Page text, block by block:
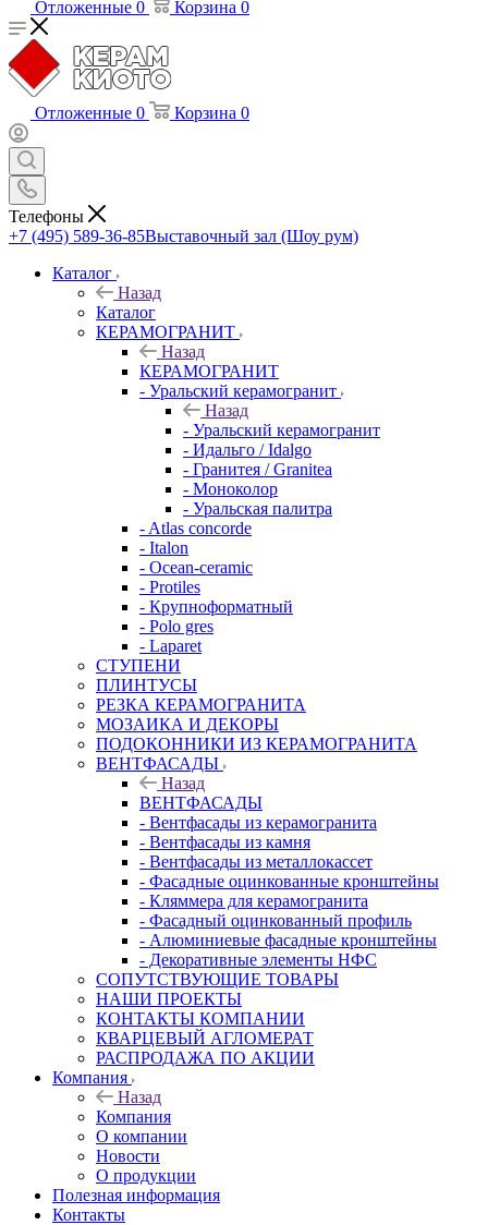
Отложенные 0 Корзина 0
Отложенные 0 Корзина 0
Телефоны
+7 (495) 589-36-85Выставочный зал (Шоу рум)
Каталог
Назад
Каталог
КЕРАМОГРАНИТ
Назад
КЕРАМОГРАНИТ
- Уральский керамогранит
Назад
- Уральский керамогранит
- Идальго / Idalgo
- Гранитея / Granitea
- Моноколор
- Уральская палитра
- Atlas concorde
- Italon
- Ocean-ceramic
- Protiles
- Крупноформатный
- Polo gres
- Laparet
СТУПЕНИ
ПЛИНТУСЫ
РЕЗКА КЕРАМОГРАНИТА
МОЗАИКА И ДЕКОРЫ
ПОДОКОННИКИ ИЗ КЕРАМОГРАНИТА
ВЕНТФАСАДЫ
Назад
ВЕНТФАСАДЫ
- Вентфасады из керамогранита
- Вентфасады из камня
- Вентфасады из металлокассет
- Фасадные оцинкованные кронштейны
- Кляммера для керамогранита
- Фасадный оцинкованный профиль
- Алюминиевые фасадные кронштейны
- Декоративные элементы НФС
СОПУТСТВУЮЩИЕ ТОВАРЫ
НАШИ ПРОЕКТЫ
КОНТАКТЫ КОМПАНИИ
КВАРЦЕВЫЙ АГЛОМЕРАТ
РАСПРОДАЖА ПО АКЦИИ
Компания
Назад
Компания
О компании
Новости
О продукции
Полезная информация
Контакты